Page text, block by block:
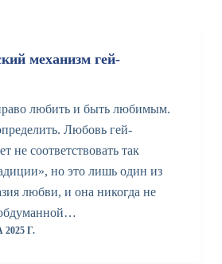
механизм гей-
любить и быть любимым.
Любовь гей-
не соответствовать так
но это лишь один из
любви, и она никогда не
Г.